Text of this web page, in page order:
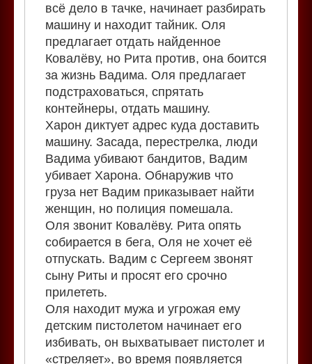
всё дело в тачке, начинает разбирать
машину и находит тайник. Оля
предлагает отдать найденное
Ковалёву, но Рита против, она боится
за жизнь Вадима. Оля предлагает
подстраховаться, спрятать
контейнеры, отдать машину.
Харон диктует адрес куда доставить
машину. Засада, перестрелка, люди
Вадима убивают бандитов, Вадим
убивает Харона. Обнаружив что
груза нет Вадим приказывает найти
женщин, но полиция помешала.
Оля звонит Ковалёву. Рита опять
собирается в бега, Оля не хочет её
отпускать. Вадим с Сергеем звонят
сыну Риты и просят его срочно
прилететь.
Оля находит мужа и угрожая ему
детским пистолетом начинает его
избивать, он выхватывает пистолет и
«стреляет», во время появляется